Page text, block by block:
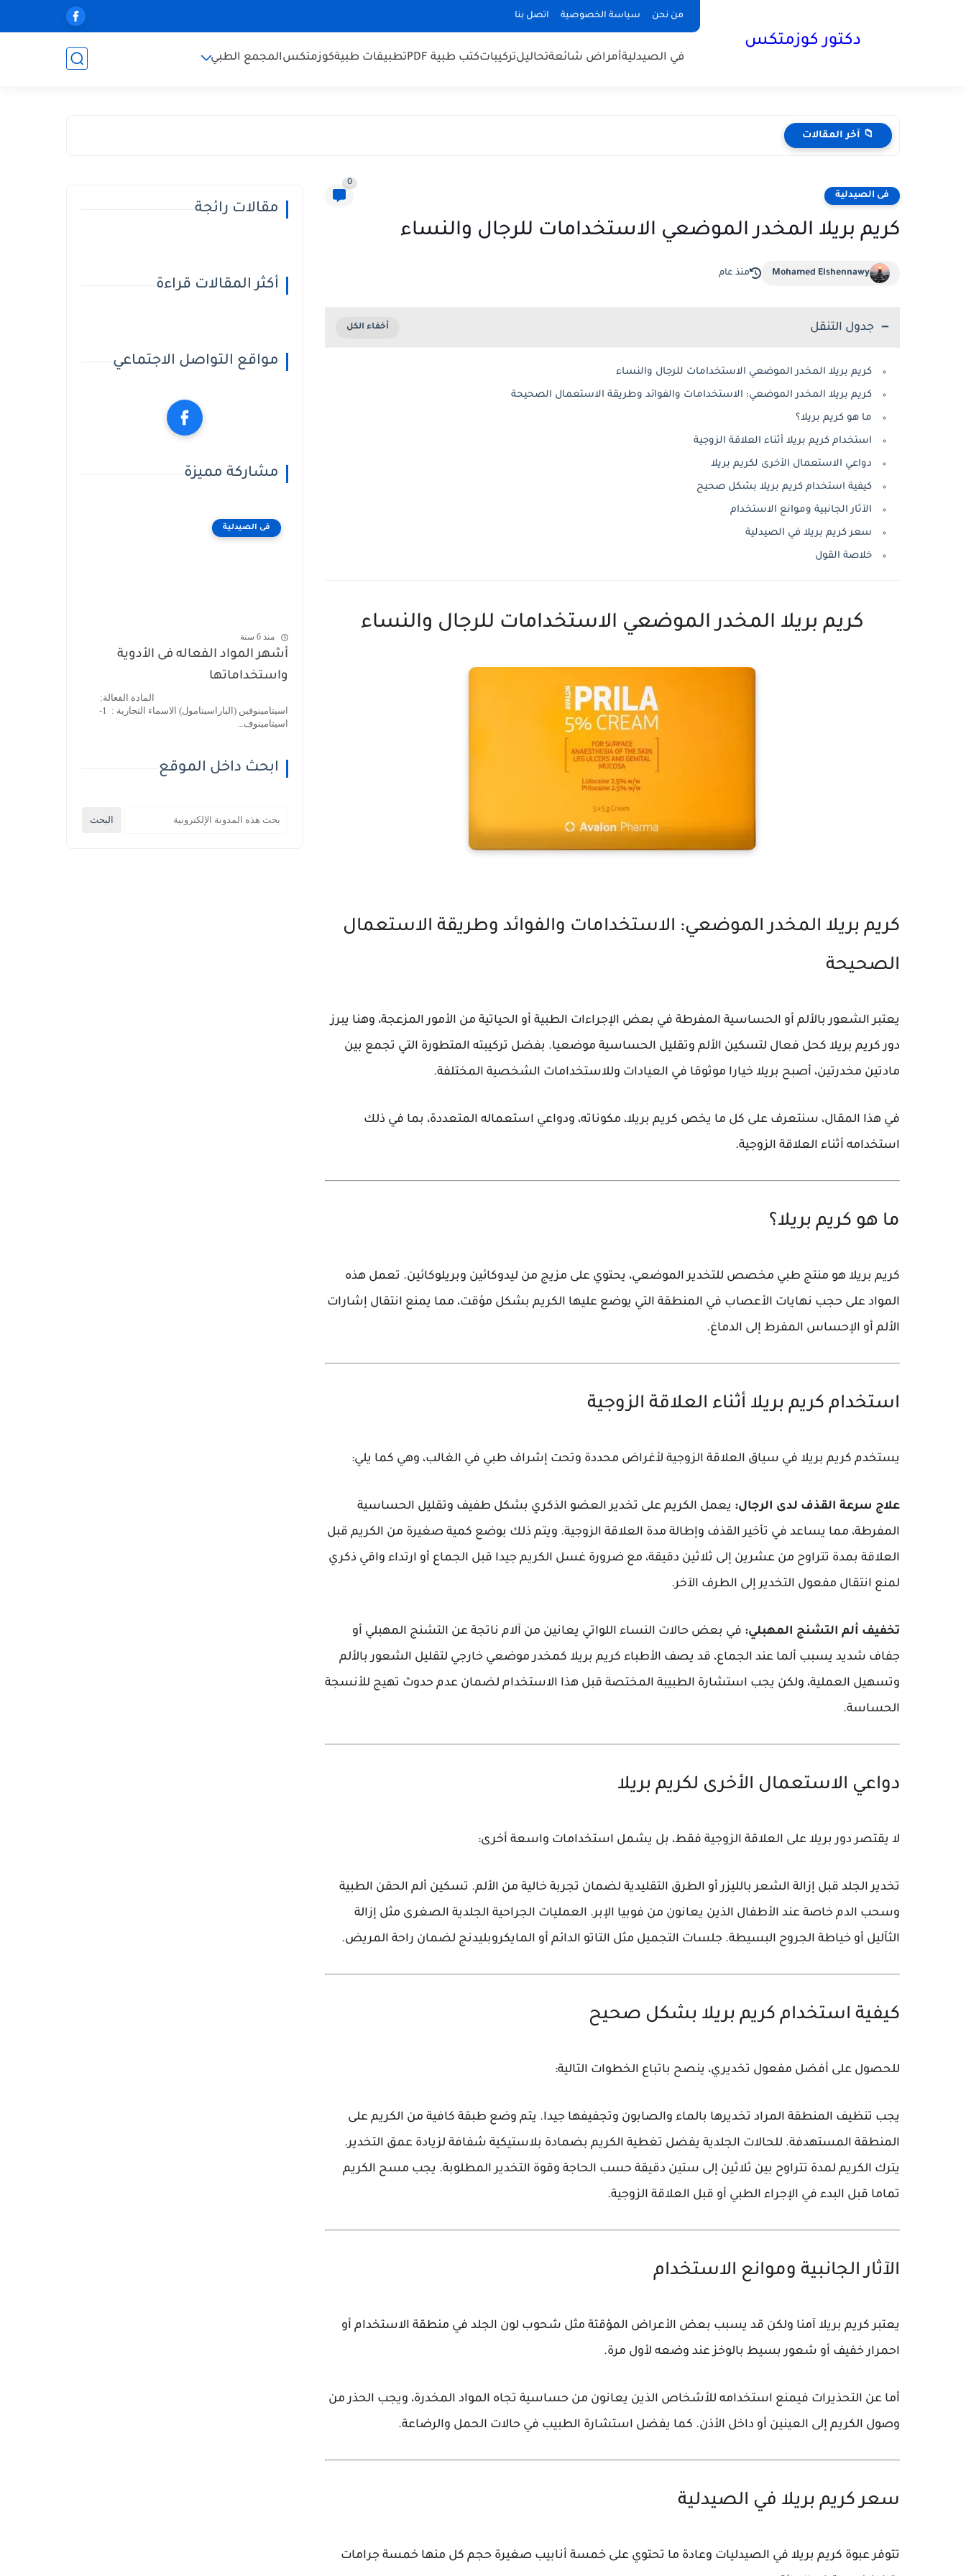
من نحن سياسة الخصوصية اتصل بنا
دكتور كوزمتكس
في الصيدليةأمراض شائعةتحاليلتركيباتكتب طبية PDF تطبيقات طبيةكوزمتكسالمجمع الطبي
📁 آخر المقالات
فى الصيدلية
0
كريم بريلا المخدر الموضعي الاستخدامات للرجال والنساء
Mohamed Elshennawy منذ عام
جدول التنقل
كريم بريلا المخدر الموضعي الاستخدامات للرجال والنساء
كريم بريلا المخدر الموضعي: الاستخدامات والفوائد وطريقة الاستعمال الصحيحة
ما هو كريم بريلا؟
استخدام كريم بريلا أثناء العلاقة الزوجية
دواعي الاستعمال الأخرى لكريم بريلا
كيفية استخدام كريم بريلا بشكل صحيح
الآثار الجانبية وموانع الاستخدام
سعر كريم بريلا في الصيدلية
خلاصة القول
كريم بريلا المخدر الموضعي الاستخدامات للرجال والنساء
كريم بريلا المخدر الموضعي: الاستخدامات والفوائد وطريقة الاستعمال
الصحيحة
يعتبر الشعور بالألم أو الحساسية المفرطة في بعض الإجراءات الطبية أو الحياتية من الأمور المزعجة، وهنا يبرز
دور كريم بريلا كحل فعال لتسكين الألم وتقليل الحساسية موضعيا. بفضل تركيبته المتطورة التي تجمع بين
مادتين مخدرتين، أصبح بريلا خيارا موثوقا في العيادات وللاستخدامات الشخصية المختلفة.
في هذا المقال، سنتعرف على كل ما يخص كريم بريلا، مكوناته، ودواعي استعماله المتعددة، بما في ذلك
استخدامه أثناء العلاقة الزوجية.
ما هو كريم بريلا؟
كريم بريلا هو منتج طبي مخصص للتخدير الموضعي، يحتوي على مزيج من ليدوكائين وبريلوكائين. تعمل هذه
المواد على حجب نهايات الأعصاب في المنطقة التي يوضع عليها الكريم بشكل مؤقت، مما يمنع انتقال إشارات
الألم أو الإحساس المفرط إلى الدماغ.
استخدام كريم بريلا أثناء العلاقة الزوجية
يستخدم كريم بريلا في سياق العلاقة الزوجية لأغراض محددة وتحت إشراف طبي في الغالب، وهي كما يلي:
علاج سرعة القذف لدى الرجال: يعمل الكريم على تخدير العضو الذكري بشكل طفيف وتقليل الحساسية
المفرطة، مما يساعد في تأخير القذف وإطالة مدة العلاقة الزوجية. ويتم ذلك بوضع كمية صغيرة من الكريم قبل
العلاقة بمدة تتراوح من عشرين إلى ثلاثين دقيقة، مع ضرورة غسل الكريم جيدا قبل الجماع أو ارتداء واقي ذكري
لمنع انتقال مفعول التخدير إلى الطرف الآخر.
تخفيف ألم التشنج المهبلي: في بعض حالات النساء اللواتي يعانين من آلام ناتجة عن التشنج المهبلي أو
جفاف شديد يسبب ألما عند الجماع، قد يصف الأطباء كريم بريلا كمخدر موضعي خارجي لتقليل الشعور بالألم
وتسهيل العملية، ولكن يجب استشارة الطبيبة المختصة قبل هذا الاستخدام لضمان عدم حدوث تهيج للأنسجة
الحساسة.
دواعي الاستعمال الأخرى لكريم بريلا
لا يقتصر دور بريلا على العلاقة الزوجية فقط، بل يشمل استخدامات واسعة أخرى:
تخدير الجلد قبل إزالة الشعر بالليزر أو الطرق التقليدية لضمان تجربة خالية من الألم. تسكين ألم الحقن الطبية
وسحب الدم خاصة عند الأطفال الذين يعانون من فوبيا الإبر. العمليات الجراحية الجلدية الصغرى مثل إزالة
الثآليل أو خياطة الجروح البسيطة. جلسات التجميل مثل التاتو الدائم أو المايكروبليدنج لضمان راحة المريض.
كيفية استخدام كريم بريلا بشكل صحيح
للحصول على أفضل مفعول تخديري، ينصح باتباع الخطوات التالية:
يجب تنظيف المنطقة المراد تخديرها بالماء والصابون وتجفيفها جيدا. يتم وضع طبقة كافية من الكريم على
المنطقة المستهدفة. للحالات الجلدية يفضل تغطية الكريم بضمادة بلاستيكية شفافة لزيادة عمق التخدير.
يترك الكريم لمدة تتراوح بين ثلاثين إلى ستين دقيقة حسب الحاجة وقوة التخدير المطلوبة. يجب مسح الكريم
تماما قبل البدء في الإجراء الطبي أو قبل العلاقة الزوجية.
الآثار الجانبية وموانع الاستخدام
يعتبر كريم بريلا آمنا ولكن قد يسبب بعض الأعراض المؤقتة مثل شحوب لون الجلد في منطقة الاستخدام أو
احمرار خفيف أو شعور بسيط بالوخز عند وضعه لأول مرة.
أما عن التحذيرات فيمنع استخدامه للأشخاص الذين يعانون من حساسية تجاه المواد المخدرة، ويجب الحذر من
وصول الكريم إلى العينين أو داخل الأذن. كما يفضل استشارة الطبيب في حالات الحمل والرضاعة.
سعر كريم بريلا في الصيدلية
تتوفر عبوة كريم بريلا في الصيدليات وعادة ما تحتوي على خمسة أنابيب صغيرة حجم كل منها خمسة جرامات
مقالات رائجة
أكثر المقالات قراءة
مواقع التواصل الاجتماعي
مشاركة مميزة
فى الصيدلية
منذ 6 سنة
أشهر المواد الفعاله فى الأدوية
واستخداماتها
المادة الفعالة:
اسيتامينوفين (الباراسيتامول) الاسماء التجارية : 1-
اسيتامينوف...
ابحث داخل الموقع